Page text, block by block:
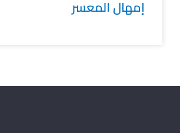
إمهال المعسر